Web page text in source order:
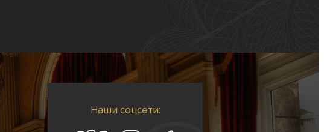
Наши соцсети: